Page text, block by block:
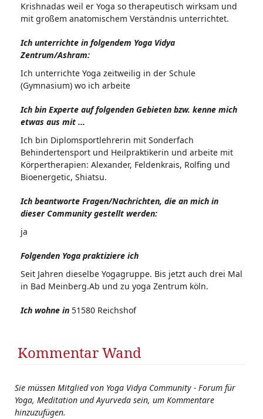
Krishnadas weil er Yoga so therapeutisch wirksam und
mit großem anatomischem Verständnis unterrichtet.
Ich unterrichte in folgendem Yoga Vidya
Zentrum/Ashram:
Ich unterrichte Yoga zeitweilig in der Schule
(Gymnasium) wo ich arbeite
Ich bin Experte auf folgenden Gebieten bzw. kenne mich
etwas aus mit ...
Ich bin Diplomsportlehrerin mit Sonderfach
Behindertensport und Heilpraktikerin und arbeite mit
Körpertherapien: Alexander, Feldenkrais, Rolfing und
Bioenergetic, Shiatsu.
Ich beantworte Fragen/Nachrichten, die an mich in
dieser Community gestellt werden:
ja
Folgenden Yoga praktiziere ich
Seit Jahren dieselbe Yogagruppe. Bis jetzt auch drei Mal
in Bad Meinberg.Ab und zu yoga Zentrum köln.
Ich wohne in 51580 Reichshof
Kommentar Wand
Sie müssen Mitglied von Yoga Vidya Community - Forum für
Yoga, Meditation und Ayurveda sein, um Kommentare
hinzuzufügen.